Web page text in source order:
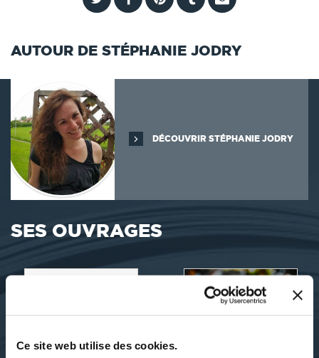
Ce site web utilise des cookies.
AUTOUR DE STÉPHANIE JODRY
DÉCOUVRIR STÉPHANIE JODRY
SES OUVRAGES